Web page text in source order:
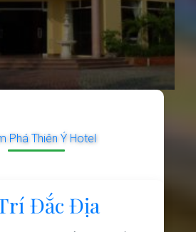
Phá Thiên Ý Hotel
Đắc Địa